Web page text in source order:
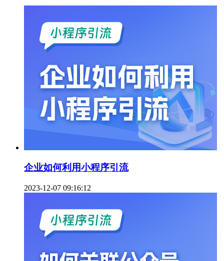
企业如何利用小程序引流
2023-12-07 09:16:12